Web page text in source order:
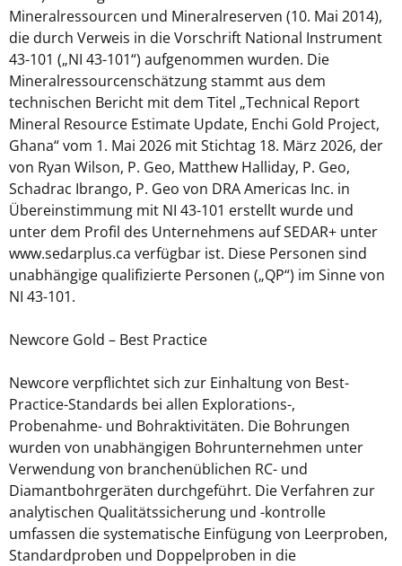
Mineralressourcen und Mineralreserven (10. Mai 2014),
die durch Verweis in die Vorschrift National Instrument
43-101 („NI 43-101“) aufgenommen wurden. Die
Mineralressourcenschätzung stammt aus dem
technischen Bericht mit dem Titel „Technical Report
Mineral Resource Estimate Update, Enchi Gold Project,
Ghana“ vom 1. Mai 2026 mit Stichtag 18. März 2026, der
von Ryan Wilson, P. Geo, Matthew Halliday, P. Geo,
Schadrac Ibrango, P. Geo von DRA Americas Inc. in
Übereinstimmung mit NI 43-101 erstellt wurde und
unter dem Profil des Unternehmens auf SEDAR+ unter
www.sedarplus.ca verfügbar ist. Diese Personen sind
unabhängige qualifizierte Personen („QP“) im Sinne von
NI 43-101.
Newcore Gold – Best Practice
Newcore verpflichtet sich zur Einhaltung von Best-
Practice-Standards bei allen Explorations-,
Probenahme- und Bohraktivitäten. Die Bohrungen
wurden von unabhängigen Bohrunternehmen unter
Verwendung von branchenüblichen RC- und
Diamantbohrgeräten durchgeführt. Die Verfahren zur
analytischen Qualitätssicherung und -kontrolle
umfassen die systematische Einfügung von Leerproben,
Standardproben und Doppelproben in die